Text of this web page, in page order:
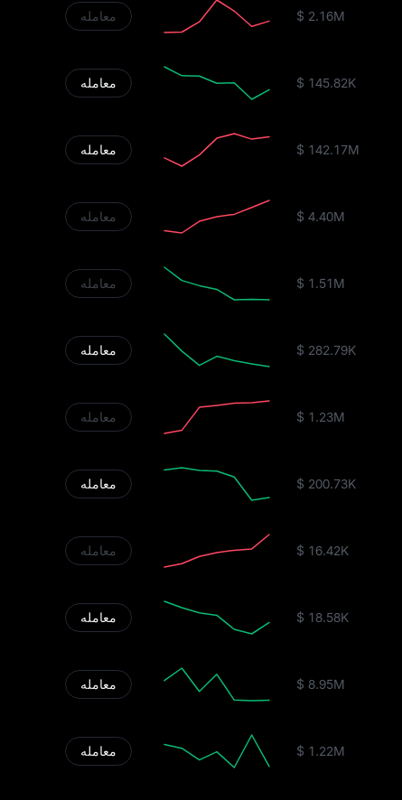
$ 2.16M معامله
$ 145.82K معامله
$ 142.17M معامله
$ 4.40M معامله
$ 1.51M معامله
$ 282.79K معامله
$ 1.23M معامله
$ 200.73K معامله
$ 16.42K معامله
$ 18.58K معامله
$ 8.95M معامله
$ 1.22M معامله